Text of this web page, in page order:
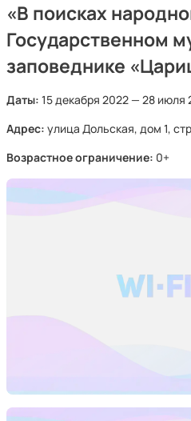
«В поисках
Государственном
заповеднике
Даты: 15 декабря 2022 — 28 июля
Адрес: улица Дольская, дом 1,
Возрастное ограничение: 0+